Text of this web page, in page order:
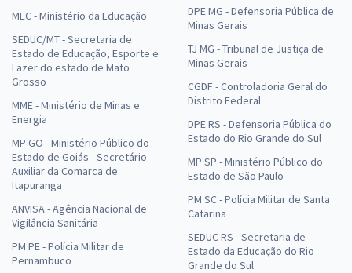
MEC - Ministério da Educação
SEDUC/MT - Secretaria de
Estado de Educação, Esporte e
Lazer do estado de Mato
Grosso
MME - Ministério de Minas e
Energia
MP GO - Ministério Público do
Estado de Goiás - Secretário
Auxiliar da Comarca de
Itapuranga
ANVISA - Agência Nacional de
Vigilância Sanitária
PM PE - Polícia Militar de
Pernambuco
DPE MG - Defensoria Pública de
Minas Gerais
TJ MG - Tribunal de Justiça de
Minas Gerais
CGDF - Controladoria Geral do
Distrito Federal
DPE RS - Defensoria Pública do
Estado do Rio Grande do Sul
MP SP - Ministério Público do
Estado de São Paulo
PM SC - Polícia Militar de Santa
Catarina
SEDUC RS - Secretaria de
Estado da Educação do Rio
Grande do Sul